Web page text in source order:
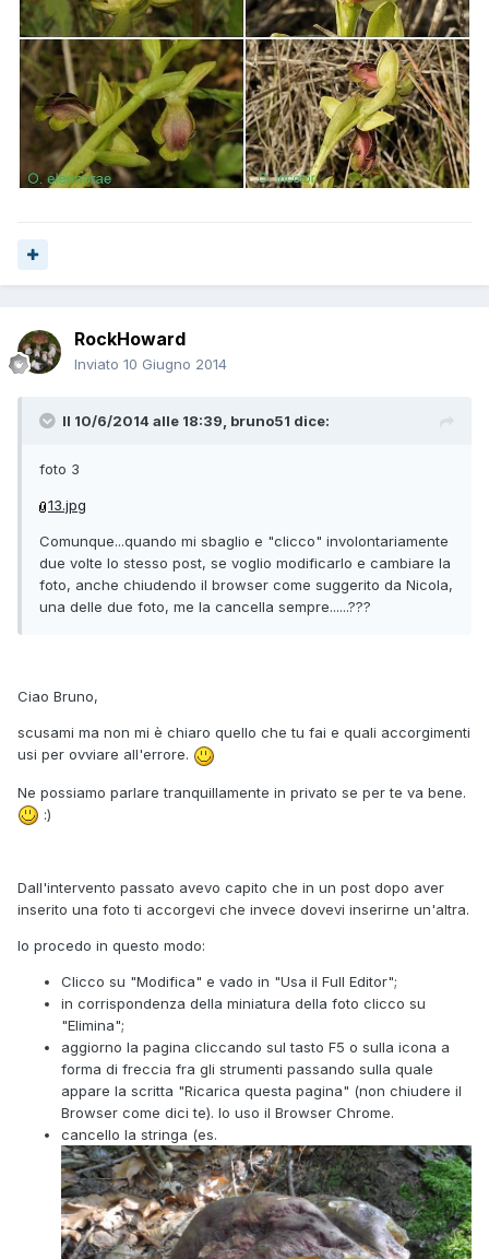
RockHoward
Inviato 10 Giugno 2014
Il 10/6/2014 alle 18:39, bruno51 dice:
foto 3
13.jpg
Comunque...quando mi sbaglio e "clicco" involontariamente
due volte lo stesso post, se voglio modificarlo e cambiare la
foto, anche chiudendo il browser come suggerito da Nicola,
una delle due foto, me la cancella sempre......???
Ciao Bruno,
scusami ma non mi è chiaro quello che tu fai e quali accorgimenti
usi per ovviare all'errore.
Ne possiamo parlare tranquillamente in privato se per te va bene.
:)
Dall'intervento passato avevo capito che in un post dopo aver
inserito una foto ti accorgevi che invece dovevi inserirne un'altra.
Io procedo in questo modo:
Clicco su "Modifica" e vado in "Usa il Full Editor";
in corrispondenza della miniatura della foto clicco su
"Elimina";
aggiorno la pagina cliccando sul tasto F5 o sulla icona a
forma di freccia fra gli strumenti passando sulla quale
appare la scritta "Ricarica questa pagina" (non chiudere il
Browser come dici te). Io uso il Browser Chrome.
cancello la stringa (es.